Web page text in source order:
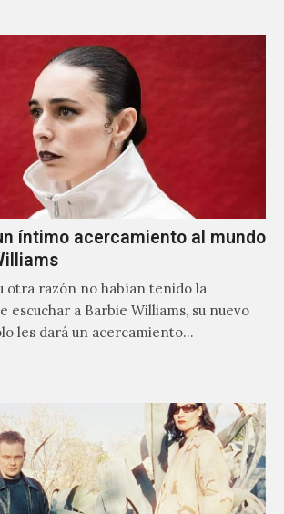
íntimo acercamiento al mundo
otra razón no habían tenido la
escuchar a Barbie Williams, su nuevo
les dará un acercamiento…